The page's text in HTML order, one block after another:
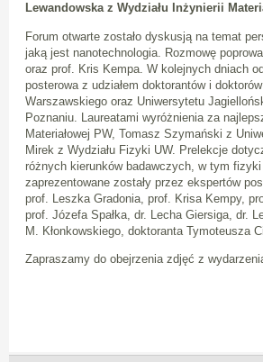
Lewandowska z Wydziału Inżynierii
Forum otwarte zostało dyskusją na temat
jaką jest nanotechnologia. Rozmowę
oraz prof. Kris Kempa. W kolejnych dniach
posterowa z udziałem doktorantów i
Warszawskiego oraz Uniwersytetu
Poznaniu. Laureatami wyróżnienia za
Materiałowej PW, Tomasz Szymański z
Mirek z Wydziału Fizyki UW. Prelekcje
różnych kierunków badawczych, w tym
zaprezentowane zostały przez ekspertów
prof. Leszka Gradonia, prof. Krisa Kempy,
prof. Józefa Spałka, dr. Lecha Giersiga, dr.
M. Kłonkowskiego, doktoranta Tymoteusza
Zapraszamy do obejrzenia zdjęć z